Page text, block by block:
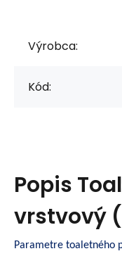
Výrobca:
Kód:
Popis
vrstvový
Parametre toaletného